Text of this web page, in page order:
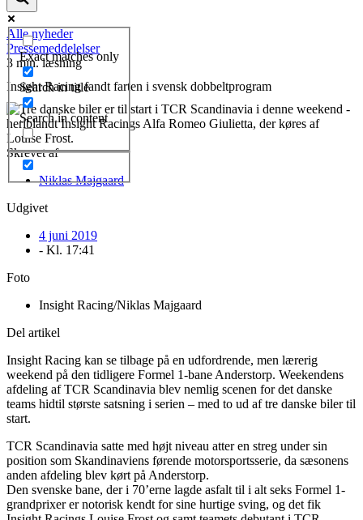
Exact matches only
Search in title
Search in content
Alle nyheder
Pressemeddelelser
3 min. læsning
Insight Racing fandt farten i svensk dobbeltprogram
Skrevet af
Niklas Majgaard
Udgivet
4 juni 2019
- Kl. 17:41
Foto
Insight Racing/Niklas Majgaard
Del artikel
Insight Racing kan se tilbage på en udfordrende, men lærerig
weekend på den tidligere Formel 1-bane Anderstorp. Weekendens
afdeling af TCR Scandinavia blev nemlig scenen for det danske
teams hidtil største satsning i serien – med to ud af tre danske biler til
start.
TCR Scandinavia satte med højt niveau atter en streg under sin
position som Skandinaviens førende motorsportsserie, da sæsonens
anden afdeling blev kørt på Anderstorp.
Den svenske bane, der i 70’erne lagde asfalt til i alt seks Formel 1-
grandprixer er notorisk kendt for sine hurtige sving, og det fik